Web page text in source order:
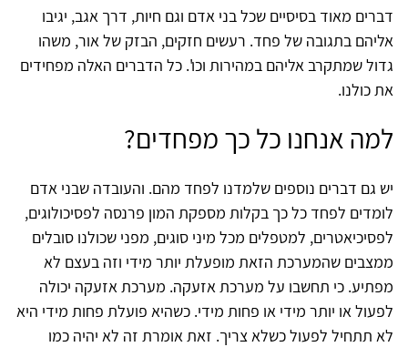
דברים מאוד בסיסיים שכל בני אדם וגם חיות, דרך אגב, יגיבו
אליהם בתגובה של פחד. רעשים חזקים, הבזק של אור, משהו
גדול שמתקרב אליהם במהירות וכו'. כל הדברים האלה מפחידים
את כולנו.
למה אנחנו כל כך מפחדים?
יש גם דברים נוספים שלמדנו לפחד מהם. והעובדה שבני אדם
לומדים לפחד כל כך בקלות מספקת המון פרנסה לפסיכולוגים,
לפסיכיאטרים, למטפלים מכל מיני סוגים, מפני שכולנו סובלים
ממצבים שהמערכת הזאת מופעלת יותר מידי וזה בעצם לא
מפתיע. כי תחשבו על מערכת אזעקה. מערכת אזעקה יכולה
לפעול או יותר מידי או פחות מידי. כשהיא פועלת פחות מידי היא
לא תתחיל לפעול כשלא צריך. זאת אומרת זה לא יהיה כמו